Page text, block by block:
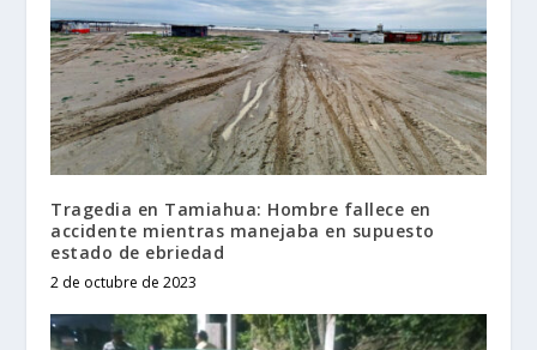
Tragedia en Tamiahua: Hombre fallece en
accidente mientras manejaba en supuesto
estado de ebriedad
2 de octubre de 2023